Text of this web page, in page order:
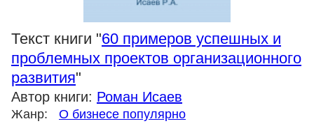
Текст книги "60 примеров успешных и
проблемных проектов организационного
развития"
Автор книги: Роман Исаев
Жанр: О бизнесе популярно